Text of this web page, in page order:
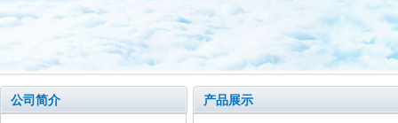
公司简介 产品展示